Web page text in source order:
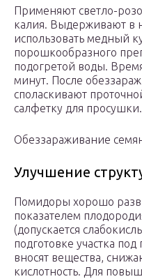
Применяют светло-
калия. Выдерживают в
использовать медный
порошкообразного
подогретой воды.
минут. После
споласкивают
салфетку для просушки.
Обеззараживание
Улучшение
Помидоры хорошо
показателем
(допускается
подготовке участка
вносят вещества,
кислотность. Для